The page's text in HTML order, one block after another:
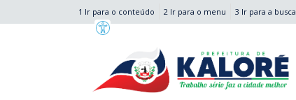
1 Ir para o conteúdo 2 Ir para o menu 3 Ir para a busca